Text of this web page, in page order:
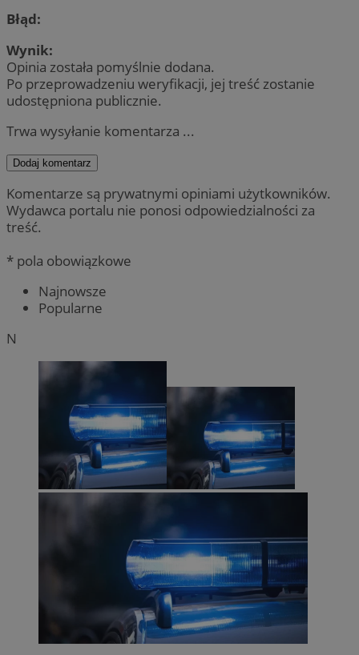
Błąd:
Wynik:
Opinia została pomyślnie dodana.
Po przeprowadzeniu weryfikacji, jej treść zostanie
udostępniona publicznie.
Trwa wysyłanie komentarza ...
Dodaj komentarz
Komentarze są prywatnymi opiniami użytkowników.
Wydawca portalu nie ponosi odpowiedzialności za
treść.
* pola obowiązkowe
Najnowsze
Popularne
N